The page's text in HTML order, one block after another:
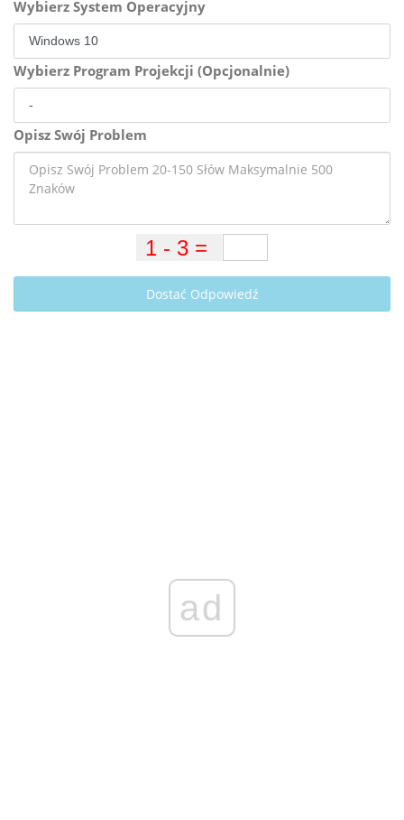
Wybierz System Operacyjny
Wybierz Program Projekcji (Opcjonalnie)
Opisz Swój Problem
Dostać Odpowiedź
ad